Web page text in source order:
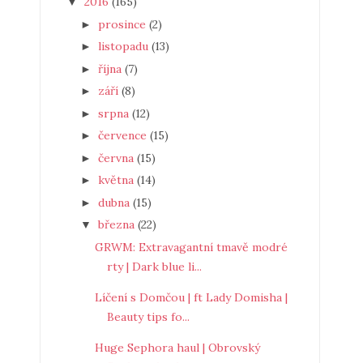
► prosince (2)
► listopadu (13)
► října (7)
► září (8)
► srpna (12)
► července (15)
► června (15)
► května (14)
► dubna (15)
▼ března (22)
GRWM: Extravagantní tmavě modré
rty | Dark blue li...
Líčení s Domčou | ft Lady Domisha |
Beauty tips fo...
Huge Sephora haul | Obrovský